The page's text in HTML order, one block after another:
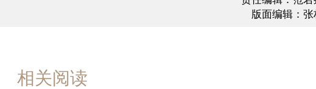
版面编辑：张
相关阅读